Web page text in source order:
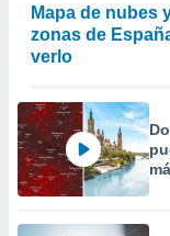
Mapa de nubes
zonas de
verlo